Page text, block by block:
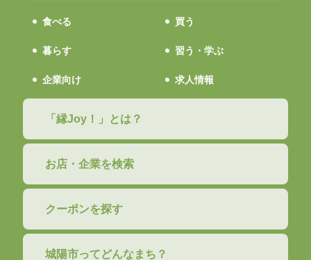
食べる 買う
暮らす 習う・学ぶ
企業向け 求人情報
「縁Joy！」とは？
お店・企業を検索
クーポンを探す
城陽市ってどんなまち？